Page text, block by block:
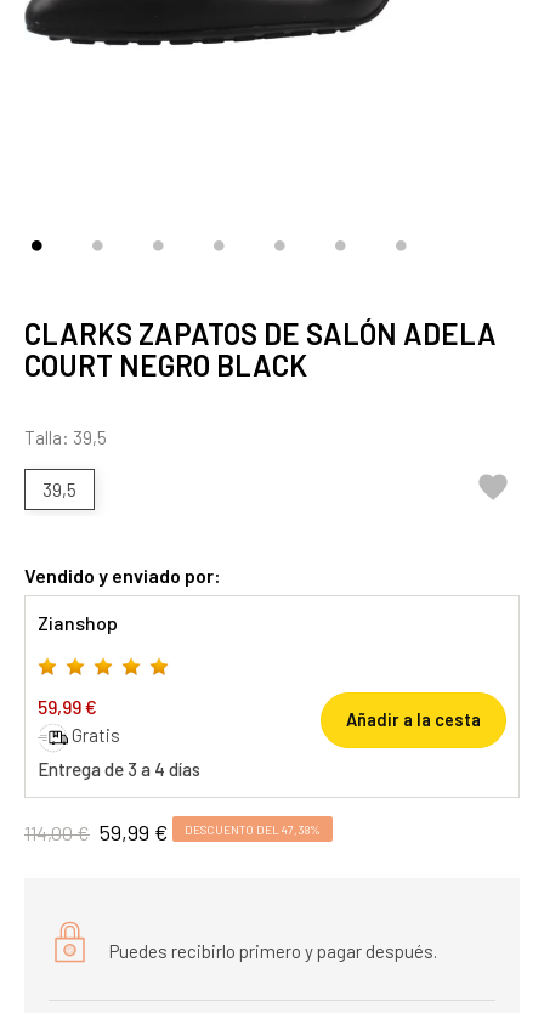
CLARKS ZAPATOS DE SALÓN ADELA
COURT NEGRO BLACK
Talla: 39,5
39,5 
Vendido y enviado por:
Zianshop
59,99 €
Gratis
Entrega de 3 a 4 días
Añadir a la cesta
114,00 € 59,99 € DESCUENTO DEL 47,38%
Puedes recibirlo primero y pagar después.